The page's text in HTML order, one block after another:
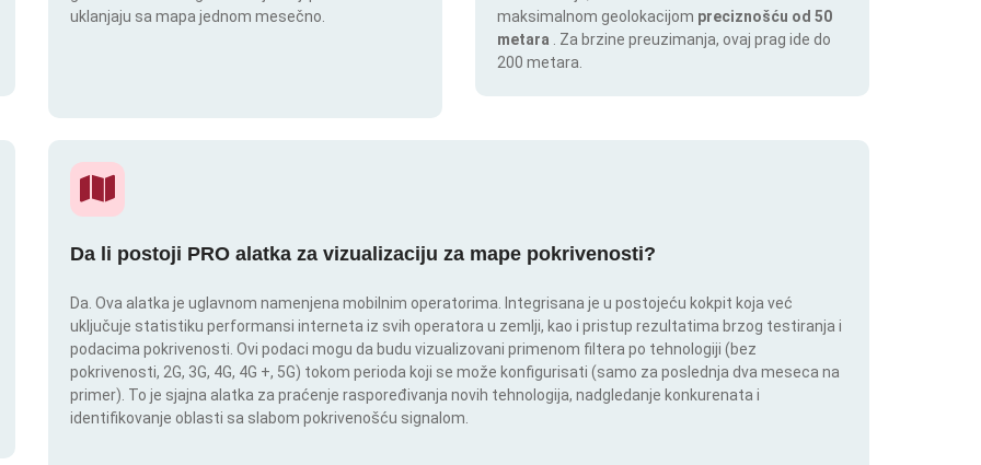
uklanjaju sa mapa jednom mesečno.
maksimalnom geolokacijom preciznošću od 50
metara
. Za brzine preuzimanja, ovaj prag ide do
200 metara.
Da li postoji PRO alatka za vizualizaciju za mape pokrivenosti?
Da. Ova alatka je uglavnom namenjena mobilnim operatorima. Integrisana je u postojeću kokpit koja već
uključuje statistiku performansi interneta iz svih operatora u zemlji, kao i pristup rezultatima brzog testiranja i
podacima pokrivenosti. Ovi podaci mogu da budu vizualizovani primenom filtera po tehnologiji (bez
pokrivenosti, 2G, 3G, 4G, 4G +, 5G) tokom perioda koji se može konfigurisati (samo za poslednja dva meseca na
primer). To je sjajna alatka za praćenje raspoređivanja novih tehnologija, nadgledanje konkurenata i
identifikovanje oblasti sa slabom pokrivenošću signalom.